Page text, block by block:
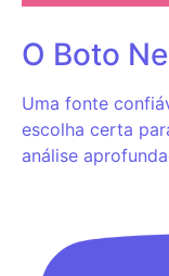
O Boto
Uma fonte
escolha certa
análise